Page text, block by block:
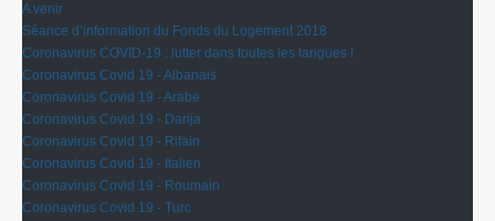
A venir
Séance d’information du Fonds du Logement 2018
Coronavirus COVID-19 : lutter dans toutes les langues !
Coronavirus Covid 19 - Albanais
Coronavirus Covid 19 - Arabe
Coronavirus Covid 19 - Darija
Coronavirus Covid 19 - Rifain
Coronavirus Covid 19 - Italien
Coronavirus Covid 19 - Roumain
Coronavirus Covid 19 - Turc